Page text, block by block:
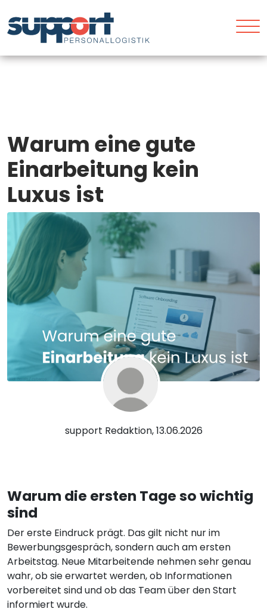
Warum eine gute
Einarbeitung kein
Luxus ist
support Redaktion, 13.06.2026
Warum die ersten Tage so wichtig
sind
Der erste Eindruck prägt. Das gilt nicht nur im
Bewerbungsgespräch, sondern auch am ersten
Arbeitstag. Neue Mitarbeitende nehmen sehr genau
wahr, ob sie erwartet werden, ob Informationen
vorbereitet sind und ob das Team über den Start
informiert wurde.